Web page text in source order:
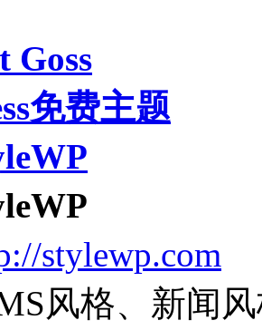
Goss
免费主题
stylewp.com
风格、新闻